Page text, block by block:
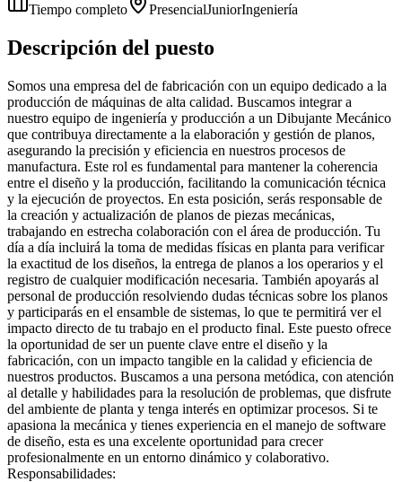
Tiempo completo PresencialJuniorIngeniería
Descripción del puesto
Somos una empresa del de fabricación con un equipo dedicado a la
producción de máquinas de alta calidad. Buscamos integrar a
nuestro equipo de ingeniería y producción a un Dibujante Mecánico
que contribuya directamente a la elaboración y gestión de planos,
asegurando la precisión y eficiencia en nuestros procesos de
manufactura. Este rol es fundamental para mantener la coherencia
entre el diseño y la producción, facilitando la comunicación técnica
y la ejecución de proyectos. En esta posición, serás responsable de
la creación y actualización de planos de piezas mecánicas,
trabajando en estrecha colaboración con el área de producción. Tu
día a día incluirá la toma de medidas físicas en planta para verificar
la exactitud de los diseños, la entrega de planos a los operarios y el
registro de cualquier modificación necesaria. También apoyarás al
personal de producción resolviendo dudas técnicas sobre los planos
y participarás en el ensamble de sistemas, lo que te permitirá ver el
impacto directo de tu trabajo en el producto final. Este puesto ofrece
la oportunidad de ser un puente clave entre el diseño y la
fabricación, con un impacto tangible en la calidad y eficiencia de
nuestros productos. Buscamos a una persona metódica, con atención
al detalle y habilidades para la resolución de problemas, que disfrute
del ambiente de planta y tenga interés en optimizar procesos. Si te
apasiona la mecánica y tienes experiencia en el manejo de software
de diseño, esta es una excelente oportunidad para crecer
profesionalmente en un entorno dinámico y colaborativo.
Responsabilidades: